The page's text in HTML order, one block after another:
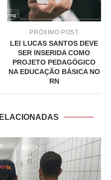
PRÓXIMO POST
LEI LUCAS SANTOS DEVE
SER INSERIDA COMO
PROJETO PEDAGÓGICO
NA EDUCAÇÃO BÁSICA NO
RN